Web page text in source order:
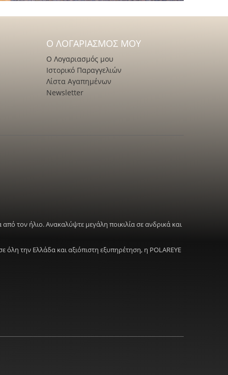
Ο ΛΟΓΑΡΙΑΣΜΌΣ ΜΟΥ
Ο Λογαριασμός μου
Ιστορικό Παραγγελιών
Λίστα Αγαπημένων
Newsletter
τον ήλιο. Ανακαλύψτε μεγάλη ποικιλία σε ανδρικά και
την Ελλάδα και αξιόπιστη εξυπηρέτηση, η POLAREYE